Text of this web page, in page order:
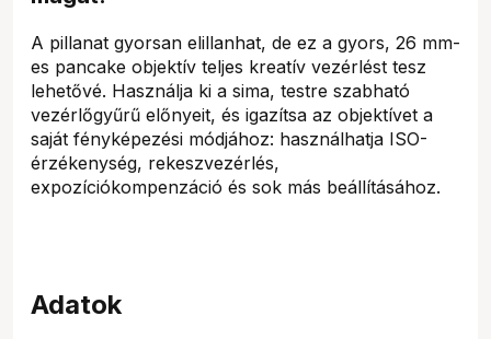
A pillanat gyorsan elillanhat, de ez a gyors, 26 mm-
es pancake objektív teljes kreatív vezérlést tesz
lehetővé. Használja ki a sima, testre szabható
vezérlőgyűrű előnyeit, és igazítsa az objektívet a
saját fényképezési módjához: használhatja ISO-
érzékenység, rekeszvezérlés,
expozíciókompenzáció és sok más beállításához.
Adatok